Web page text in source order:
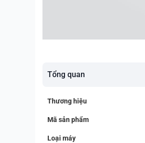
Tổng quan
Thương hiệu
Mã sản phẩm
Loại máy